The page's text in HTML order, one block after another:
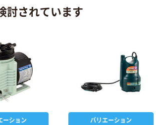
討されています
ーション バリエーション